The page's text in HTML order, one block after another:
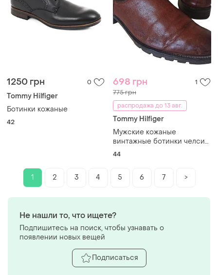
1250 грн 0
Tommy Hilfiger
Ботинки кожаные
42
698 грн 1
775 грн
распродажа до 13 авг.
Tommy Hilfiger
Мужские кожаные
винтажные ботинки челси
tommy hilfiger
44
1 2 3 4 5 6 7 >
Не нашли то, что ищете?
Подпишитесь на поиск, чтобы узнавать о
появлении новых вещей
Подписаться